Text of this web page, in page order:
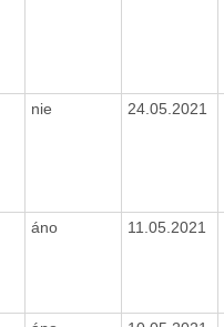
nie 24.05.2021
áno 11.05.2021